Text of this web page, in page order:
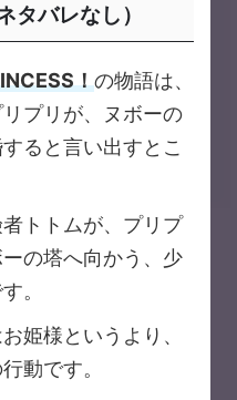
タバレなし）
！の物語は、
プリが、ヌボーの
ると言い出すとこ
トトムが、プリプ
の塔へ向かう、少
。
姫様というより、
動です。